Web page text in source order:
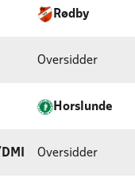
Rødby
Oversidder
Horslunde
Oversidder